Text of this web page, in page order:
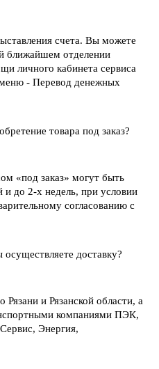
счета. Вы можете
ближайшем отделении
личного кабинета сервиса
- Перевод денежных
товара под заказ?
«под заказ» могут быть
и до 2-х недель, при условии
согласованию с
доставку?
и Рязанской области, а
компаниями ПЭК,
Энергия,